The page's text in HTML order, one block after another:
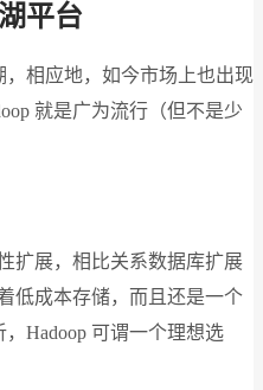
平台
相应地，如今市场上也出现
就是广为流行（但不是少
扩展，相比关系数据库扩展
低成本存储，而且还是一个
Hadoop 可谓一个理想选